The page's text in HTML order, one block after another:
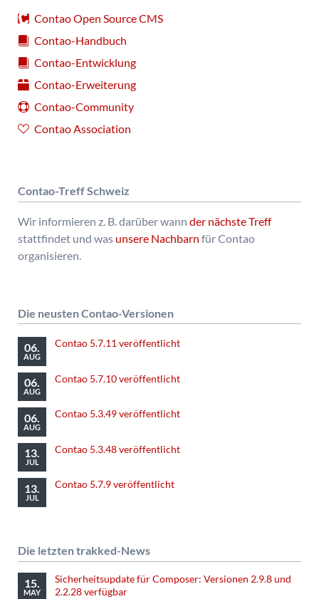
Contao Open Source CMS
Contao-Handbuch
Contao-Entwicklung
Contao-Erweiterung
Contao-Community
Contao Association
Contao-Treff Schweiz
Wir informieren z. B. darüber wann der nächste Treff
stattfindet und was unsere Nachbarn für Contao
organisieren.
Die neusten Contao-Versionen
06.
AUG
Contao 5.7.11 veröffentlicht
06.
AUG
Contao 5.7.10 veröffentlicht
06.
AUG
Contao 5.3.49 veröffentlicht
13.
JUL
Contao 5.3.48 veröffentlicht
13.
JUL
Contao 5.7.9 veröffentlicht
Die letzten trakked-News
15.
MAY
Sicherheitsupdate für Composer: Versionen 2.9.8 und
2.2.28 verfügbar